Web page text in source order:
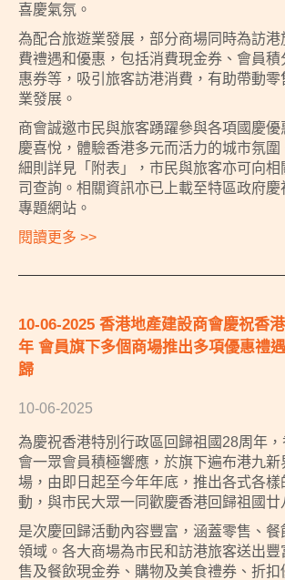
喜慶氣氛。
為配合旅遊業發展，部分商場同時為訪港
費禮遇和優惠，包括消費現金券、會員
惠券等，吸引旅客訪港消費，有助帶動
業發展。
商會誠邀市民與旅客踴躍參與各項國慶優
慶喜悅，體驗香港多元而活力的城市氛圍
細則詳見「附表」，市民與旅客亦可向相
司查詢。相關資訊亦已上載至特區政府慶
專題網站。
閱讀更多 >>
10-06-2025 香港地產建設商會慶祝香
年 會員旗下多個商場推出多項優惠禮
歸
10-06-2025
為慶祝香港特別行政區回歸祖國28周年
會一眾會員積極響應，於旗下遍布港九新
場，由即日起至今年年底，推出各式各
動，與市民大眾一同歡慶香港回歸祖國廿
是次慶回歸活動內容豐富，涵蓋零售、餐
領域。各大商場為市民和訪港旅客送出
售及餐飲現金券、購物及美食禮券、折扣